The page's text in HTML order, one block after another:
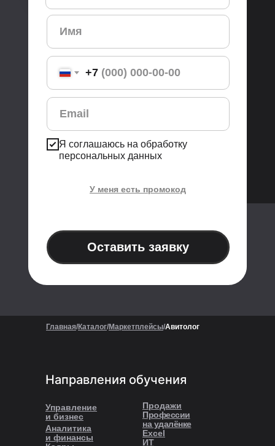
+7
Я соглашаюсь на обработку
персональных данных
Оставить заявку
У меня есть промокодПрименить
Главная/Каталог/Маркетплейсы/Авитолог
Направления обучения
Управление
и бизнес
Аналитика
и финансы
Продажи
Профессии
на удалёнке
Excel
ИТ